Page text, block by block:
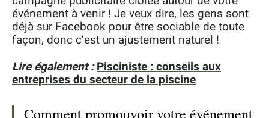
événement à venir ! Je veux dire, les gens sont
déjà sur Facebook pour être sociable de toute
façon, donc c’est un ajustement naturel !
Lire également : Pisciniste : conseils aux
entreprises du secteur de la piscine
Comment promouvoir votre événement